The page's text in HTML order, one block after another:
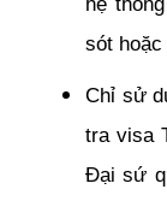
sót hoặc
Chỉ sử
tra visa
Đại sứ